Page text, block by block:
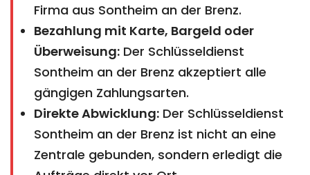
Firma aus Sontheim an der Brenz.
Bezahlung mit Karte, Bargeld oder
Überweisung: Der Schlüsseldienst
Sontheim an der Brenz akzeptiert alle
gängigen Zahlungsarten.
Direkte Abwicklung: Der Schlüsseldienst
Sontheim an der Brenz ist nicht an eine
Zentrale gebunden, sondern erledigt die